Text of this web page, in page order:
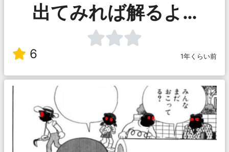
出てみれば解るよ…
6 1年くらい前